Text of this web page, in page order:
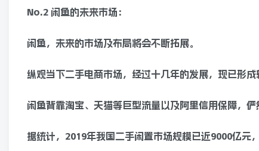
No.2 闲鱼的未来市场：
闲鱼，未来的市场及布局将会不断拓展。
纵观当下二手电商市场，经过十几年的发展，现已形成
闲鱼背靠淘宝、天猫等巨型流量以及阿里信用保障，
据统计，2019年我国二手闲置市场规模已近9000亿元